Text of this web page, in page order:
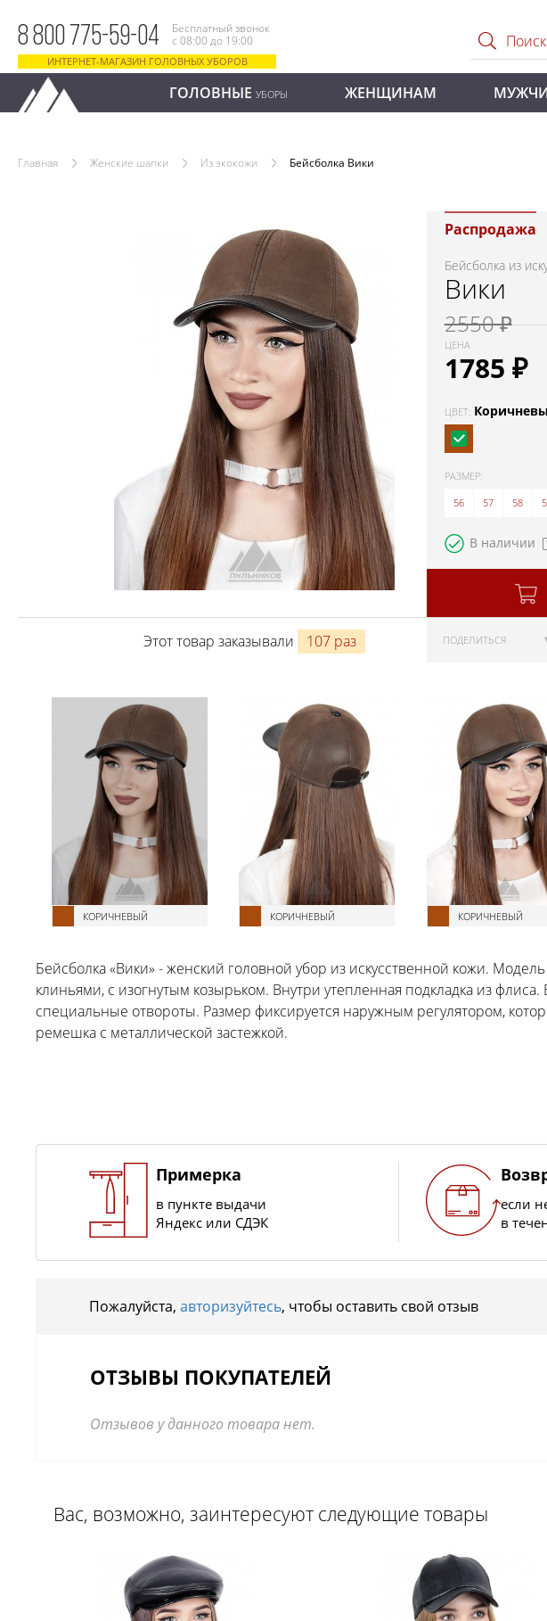
8 800 775-59-04
Бесплатный звонок
с 08:00 до 19:00
ИНТЕРНЕТ-МАГАЗИН ГОЛОВНЫХ УБОРОВ
ГОЛОВНЫЕ УБОРЫ ЖЕНЩИНАМ
Главная Женские шапки Из экокожи Бейсболка Вики
Распродажа
Бейсболка из
Вики
2550 ₽
ЦЕНА
1785 ₽
ЦВЕТ:
РАЗМЕР:
56
57 58
В наличии
ПОДЕЛИТЬСЯ
Этот товар заказывали 107 раз
КОРИЧНЕВЫЙ КОРИЧНЕВЫЙ КОРИЧНЕВЫЙ
Бейсболка «Вики» - женский головной убор из искусственной кожи.
клиньями, с изогнутым козырьком. Внутри утепленная подкладка из
специальные отвороты. Размер фиксируется наружным регулятором,
ремешка с металлической застежкой.
Примерка
в пункте выдачи
Яндекс или СДЭК
если
в
Пожалуйста, авторизуйтесь, чтобы оставить свой отзыв
ОТЗЫВЫ ПОКУПАТЕЛЕЙ
Отзывов у данного товара нет.
Вас, возможно, заинтересуют следующие товары